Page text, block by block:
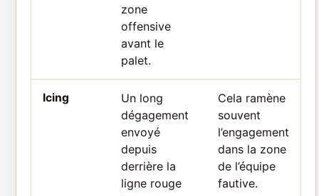
zone
offensive
avant le
palet.
Icing
Un long
dégagement
envoyé
depuis
derrière la
ligne rouge
Cela ramène
souvent
l’engagement
dans la zone
de l’équipe
fautive.